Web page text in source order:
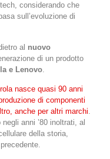
considerando che
sull’evoluzione di
al nuovo
di un prodotto
e Lenovo
nasce quasi 90 anni
di componenti
anche per altri marchi
anni ’80 inoltrati, al
della storia,